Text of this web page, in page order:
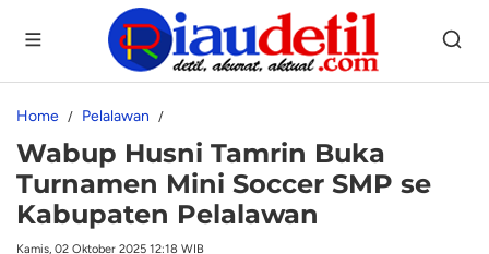
Home Pelalawan
Wabup Husni Tamrin Buka
Turnamen Mini Soccer SMP se
Kabupaten Pelalawan
Kamis, 02 Oktober 2025 12:18 WIB